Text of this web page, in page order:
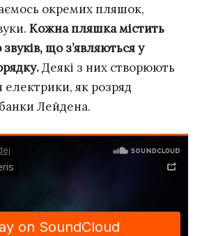
окремих пляшок,
Кожна пляшка містить
що з’являються у
Деякі з них створюють
електрики, як розряд
Лейдена.